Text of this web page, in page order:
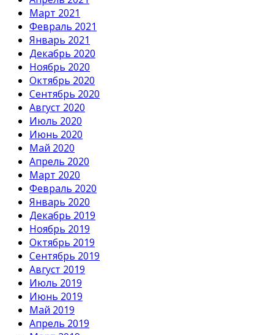
Март 2021
Февраль 2021
Январь 2021
Декабрь 2020
Ноябрь 2020
Октябрь 2020
Сентябрь 2020
Август 2020
Июль 2020
Июнь 2020
Май 2020
Апрель 2020
Март 2020
Февраль 2020
Январь 2020
Декабрь 2019
Ноябрь 2019
Октябрь 2019
Сентябрь 2019
Август 2019
Июль 2019
Июнь 2019
Май 2019
Апрель 2019